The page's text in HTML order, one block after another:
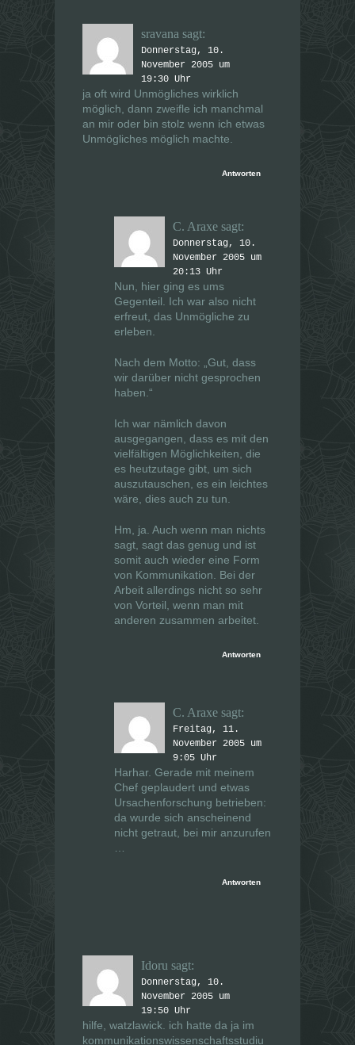
sravana sagt:
Donnerstag, 10.
November 2005 um
19:30 Uhr
ja oft wird Unmögliches wirklich
möglich, dann zweifle ich manchmal
an mir oder bin stolz wenn ich etwas
Unmögliches möglich machte.
Antworten
C. Araxe sagt:
Donnerstag, 10.
November 2005 um
20:13 Uhr
Nun, hier ging es ums
Gegenteil. Ich war also nicht
erfreut, das Unmögliche zu
erleben.
Nach dem Motto: „Gut, dass
wir darüber nicht gesprochen
haben.“
Ich war nämlich davon
ausgegangen, dass es mit den
vielfältigen Möglichkeiten, die
es heutzutage gibt, um sich
auszutauschen, es ein leichtes
wäre, dies auch zu tun.
Hm, ja. Auch wenn man nichts
sagt, sagt das genug und ist
somit auch wieder eine Form
von Kommunikation. Bei der
Arbeit allerdings nicht so sehr
von Vorteil, wenn man mit
anderen zusammen arbeitet.
Antworten
C. Araxe sagt:
Freitag, 11.
November 2005 um
9:05 Uhr
Harhar. Gerade mit meinem
Chef geplaudert und etwas
Ursachenforschung betrieben:
da wurde sich anscheinend
nicht getraut, bei mir anzurufen
Antworten
Idoru sagt:
Donnerstag, 10.
November 2005 um
19:50 Uhr
hilfe, watzlawick. ich hatte da ja im
kommunikationswissenschaftsstudiu